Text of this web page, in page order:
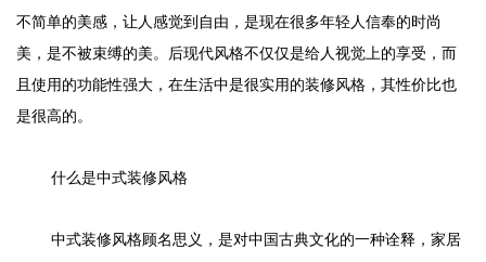
不简单的美感，让人感觉到自由，是现在很多年轻人信奉的时尚
美，是不被束缚的美。后现代风格不仅仅是给人视觉上的享受，而
且使用的功能性强大，在生活中是很实用的装修风格，其性价比也
是很高的。
什么是中式装修风格
中式装修风格顾名思义，是对中国古典文化的一种诠释，家居